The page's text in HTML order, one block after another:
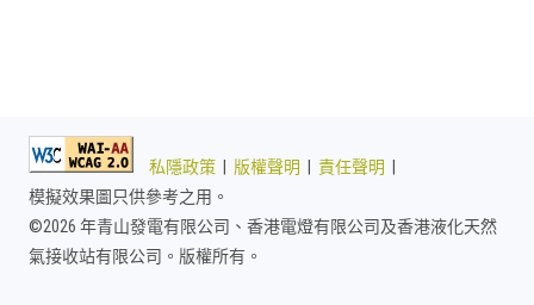
私隱政策 版權聲明 責任聲明
模擬效果圖只供參考之用。
©2026 年青山發電有限公司、香港電燈有限公司及香港液化天然
氣接收站有限公司。版權所有。